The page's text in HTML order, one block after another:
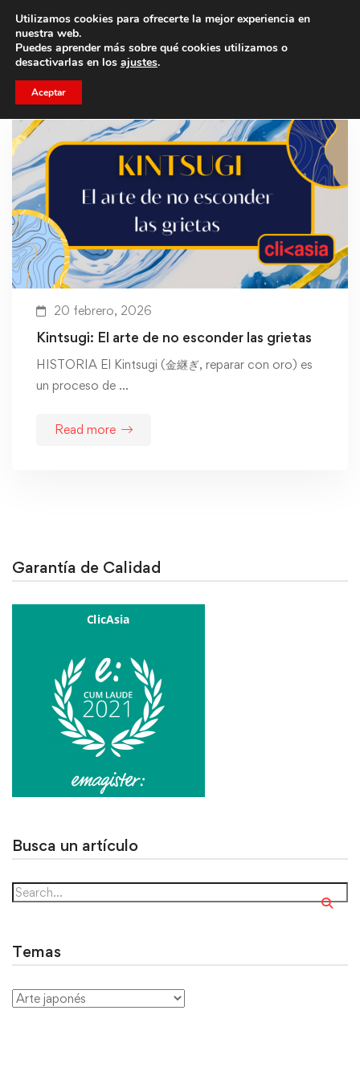
Trae a un amigo y llevaos un total de 75€ de descuento.
20 febrero, 2026
Kintsugi: El arte de no esconder las grietas
HISTORIA El Kintsugi (金継ぎ, reparar con oro) es
un proceso de …
Read more
Garantía de Calidad
Busca un artículo
Temas
Utilizamos cookies para ofrecerte la mejor experiencia en
nuestra web.
Puedes aprender más sobre qué cookies utilizamos o
desactivarlas en los ajustes.
Aceptar